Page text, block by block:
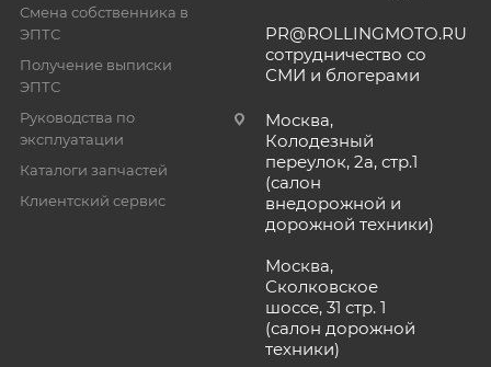
Смена собственника в
ЭПТС
Получение выписки
ЭПТС
Руководства по
эксплуатации
Каталоги запчастей
Клиентский сервис
PR@ROLLINGMOTO.RU
сотрудничество со
СМИ и блогерами
Москва,
Колодезный
переулок, 2а, стр.1
(салон
внедорожной и
дорожной техники)
Москва,
Сколковское
шоссе, 31 стр. 1
(салон дорожной
техники)